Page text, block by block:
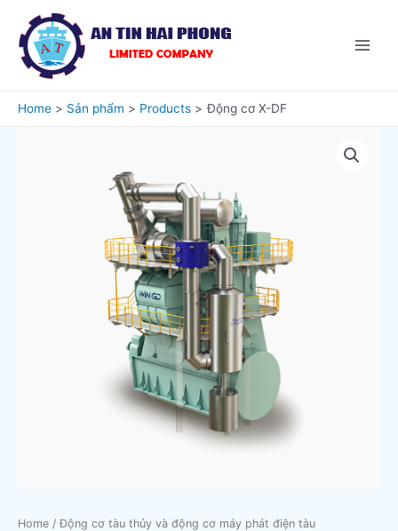
Home Sản phẩm Products Động cơ X-DF
Home /Động cơ tàu thủy và động cơ máy phát điện tàu